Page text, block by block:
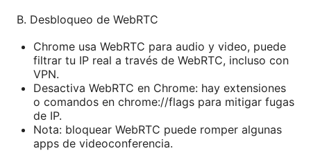
B. Desbloqueo de WebRTC
Chrome usa WebRTC para audio y video, puede
filtrar tu IP real a través de WebRTC, incluso con
VPN.
Desactiva WebRTC en Chrome: hay extensiones
o comandos en chrome://flags para mitigar fugas
de IP.
Nota: bloquear WebRTC puede romper algunas
apps de videoconferencia.